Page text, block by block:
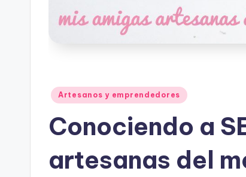
Publicado
Artesanos y emprendedores
Conociendo a
artesanas del